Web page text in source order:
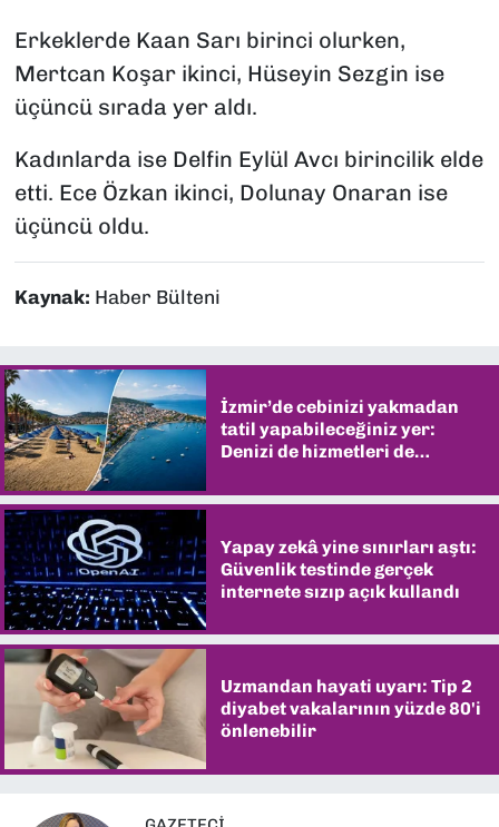
Erkeklerde Kaan Sarı birinci olurken,
Mertcan Koşar ikinci, Hüseyin Sezgin ise
üçüncü sırada yer aldı.
Kadınlarda ise Delfin Eylül Avcı birincilik elde
etti. Ece Özkan ikinci, Dolunay Onaran ise
üçüncü oldu.
Kaynak: Haber Bülteni
İzmir’de cebinizi yakmadan
tatil yapabileceğiniz yer:
Denizi de hizmetleri de
Yapay zekâ yine sınırları aştı:
Güvenlik testinde gerçek
internete sızıp açık kullandı
Uzmandan hayati uyarı: Tip 2
diyabet vakalarının yüzde 80'i
önlenebilir